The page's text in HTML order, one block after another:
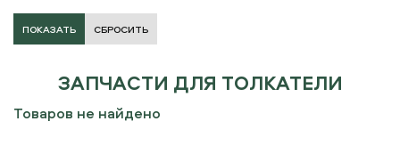
СБРОСИТЬ
ЗАПЧАСТИ ДЛЯ ТОЛКАТЕЛИ
Товаров не найдено